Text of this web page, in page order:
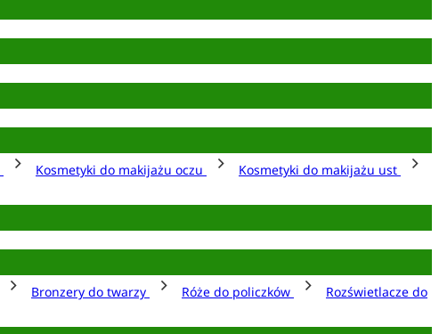
Kosmetyki do makijażu oczu
Kosmetyki do makijażu ust
Bronzery do twarzy Róże do policzków
Rozświetlacze do